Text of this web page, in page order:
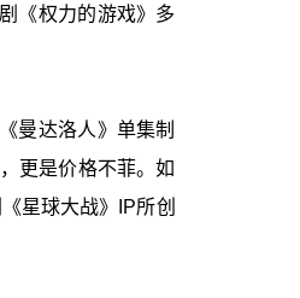
《权力的游戏》多
曼达洛人》单集制
更是价格不菲。如
星球大战》IP所创